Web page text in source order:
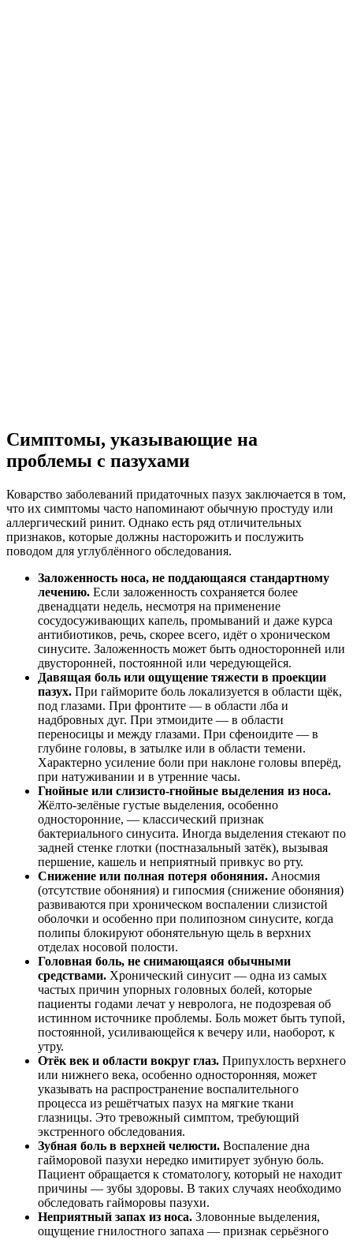
Симптомы, указывающие на
проблемы с пазухами
Коварство заболеваний придаточных пазух заключается в том,
что их симптомы часто напоминают обычную простуду или
аллергический ринит. Однако есть ряд отличительных
признаков, которые должны насторожить и послужить
поводом для углублённого обследования.
Заложенность носа, не поддающаяся стандартному
лечению. Если заложенность сохраняется более
двенадцати недель, несмотря на применение
сосудосуживающих капель, промываний и даже курса
антибиотиков, речь, скорее всего, идёт о хроническом
синусите. Заложенность может быть односторонней или
двусторонней, постоянной или чередующейся.
Давящая боль или ощущение тяжести в проекции
пазух. При гайморите боль локализуется в области щёк,
под глазами. При фронтите — в области лба и
надбровных дуг. При этмоидите — в области
переносицы и между глазами. При сфеноидите — в
глубине головы, в затылке или в области темени.
Характерно усиление боли при наклоне головы вперёд,
при натуживании и в утренние часы.
Гнойные или слизисто-гнойные выделения из носа.
Жёлто-зелёные густые выделения, особенно
односторонние, — классический признак
бактериального синусита. Иногда выделения стекают по
задней стенке глотки (постназальный затёк), вызывая
першение, кашель и неприятный привкус во рту.
Снижение или полная потеря обоняния. Аносмия
(отсутствие обоняния) и гипосмия (снижение обоняния)
развиваются при хроническом воспалении слизистой
оболочки и особенно при полипозном синусите, когда
полипы блокируют обонятельную щель в верхних
отделах носовой полости.
Головная боль, не снимающаяся обычными
средствами. Хронический синусит — одна из самых
частых причин упорных головных болей, которые
пациенты годами лечат у невролога, не подозревая об
истинном источнике проблемы. Боль может быть тупой,
постоянной, усиливающейся к вечеру или, наоборот, к
утру.
Отёк век и области вокруг глаз. Припухлость верхнего
или нижнего века, особенно односторонняя, может
указывать на распространение воспалительного
процесса из решётчатых пазух на мягкие ткани
глазницы. Это тревожный симптом, требующий
экстренного обследования.
Зубная боль в верхней челюсти. Воспаление дна
гайморовой пазухи нередко имитирует зубную боль.
Пациент обращается к стоматологу, который не находит
причины — зубы здоровы. В таких случаях необходимо
обследовать гайморовы пазухи.
Неприятный запах из носа. Зловонные выделения,
ощущение гнилостного запаха — признак серьёзного